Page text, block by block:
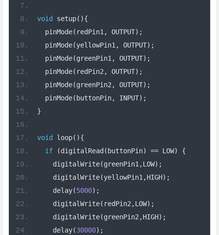
void setup(){
  pinMode
( redPin1 , OUTPUT);
  pinMode
(yellowPin1 , OUTPUT);
  pinMode
(greenPin1 , OUTPUT);
  pinMode
( redPin2 , OUTPUT);
  pinMode
(greenPin2 , OUTPUT);
  pinMode
( buttonPin, INPUT);
}
void loop(){
if
(digitalRead ( buttonPin) == LOW)
{
    digitalWrite
(greenPin1 ,LOW);
    digitalWrite
(yellowPin1 ,HIGH);
    delay
(5000);
    digitalWrite
( redPin2 ,LOW);
    digitalWrite
(greenPin2 ,HIGH);
    delay
(30000);